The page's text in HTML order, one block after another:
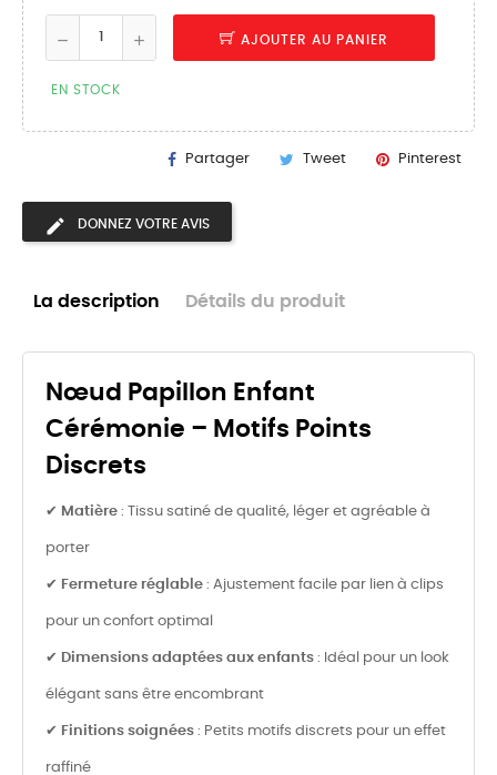
AJOUTER AU PANIER
EN STOCK
Partager Tweet Pinterest
DONNEZ VOTRE AVIS
La description Détails du produit
Nœud Papillon Enfant
Cérémonie – Motifs Points
Discrets
✔ Matière : Tissu satiné de qualité, léger et agréable à
porter
✔ Fermeture réglable : Ajustement facile par lien à clips
pour un confort optimal
✔ Dimensions adaptées aux enfants : Idéal pour un look
élégant sans être encombrant
✔ Finitions soignées : Petits motifs discrets pour un effet
raffiné